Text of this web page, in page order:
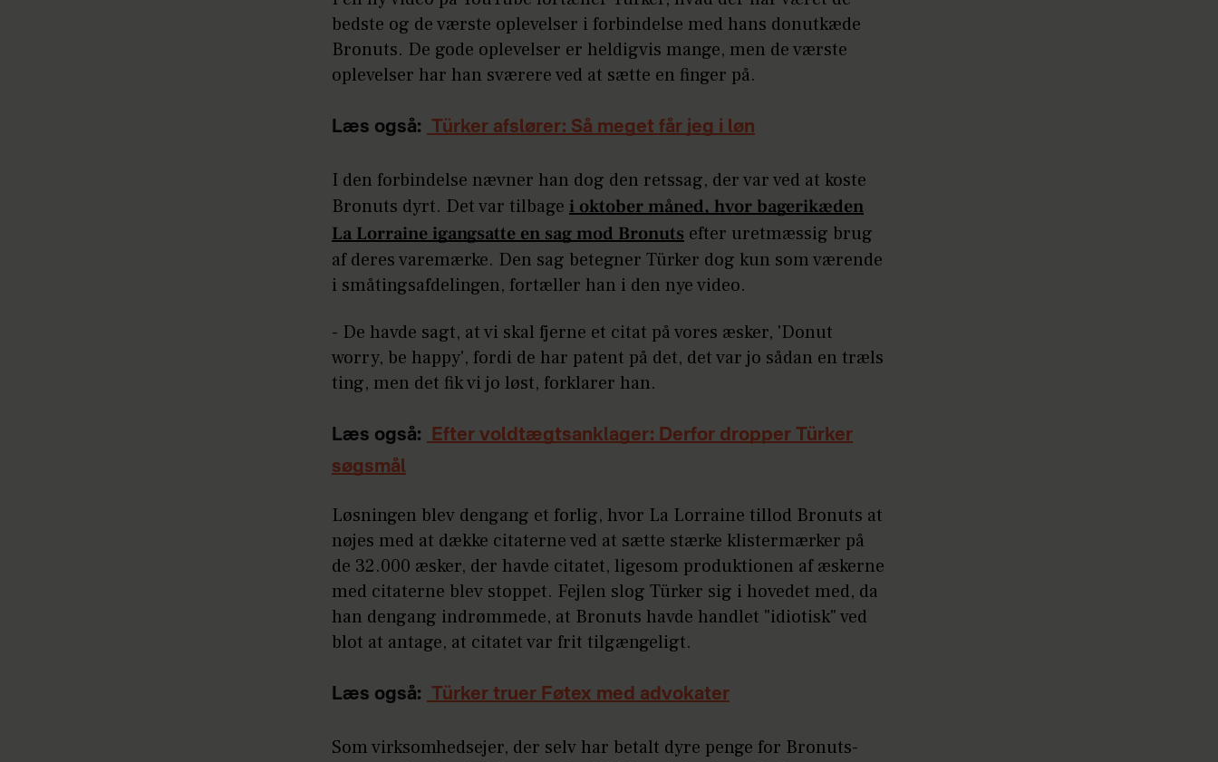
bedste og de værste oplevelser i forbindelse med hans donutkæde
Bronuts. De gode oplevelser er heldigvis mange, men de værste
oplevelser har han sværere ved at sætte en finger på.
Læs også: Türker afslører: Så meget får jeg i løn
I den forbindelse nævner han dog den retssag, der var ved at koste
Bronuts dyrt. Det var tilbage i oktober måned, hvor bagerikæden
La Lorraine igangsatte en sag mod Bronuts efter uretmæssig brug
af deres varemærke. Den sag betegner Türker dog kun som værende
i småtingsafdelingen, fortæller han i den nye video.
- De havde sagt, at vi skal fjerne et citat på vores æsker, 'Donut
worry, be happy', fordi de har patent på det, det var jo sådan en træls
ting, men det fik vi jo løst, forklarer han.
Læs også:
Efter voldtægtsanklager: Derfor dropper Türker
søgsmål
Løsningen blev dengang et forlig, hvor La Lorraine tillod Bronuts at
nøjes med at dække citaterne ved at sætte stærke klistermærker på
de 32.000 æsker, der havde citatet, ligesom produktionen af æskerne
med citaterne blev stoppet. Fejlen slog Türker sig i hovedet med, da
han dengang indrømmede, at Bronuts havde handlet "idiotisk" ved
blot at antage, at citatet var frit tilgængeligt.
Læs også: Türker truer Føtex med advokater
Som virksomhedsejer, der selv har betalt dyre penge for Bronuts-